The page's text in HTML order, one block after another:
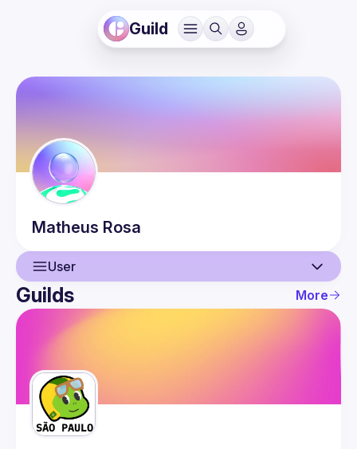
Guild
Matheus Rosa
User
User
Events
Guilds
Guilds More